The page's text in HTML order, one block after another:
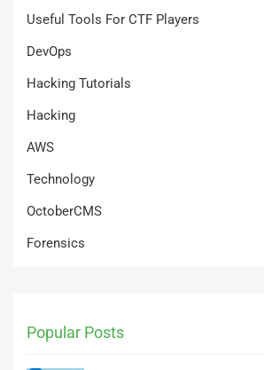
Useful Tools For CTF Players
DevOps
Hacking Tutorials
Hacking
AWS
Technology
OctoberCMS
Forensics
Popular Posts